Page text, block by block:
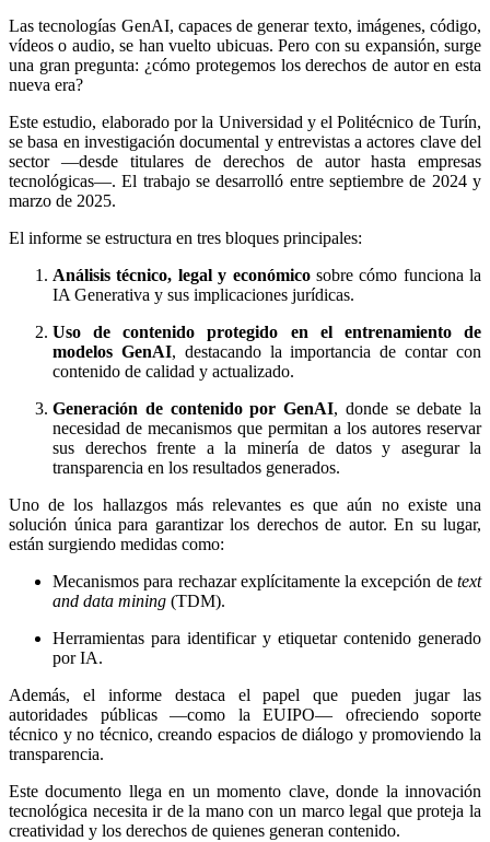
Las tecnologías GenAI, capaces de generar texto, imágenes, código,
vídeos o audio, se han vuelto ubicuas. Pero con su expansión, surge
una gran pregunta: ¿cómo protegemos los derechos de autor en esta
nueva era?
Este estudio, elaborado por la Universidad y el Politécnico de Turín,
se basa en investigación documental y entrevistas a actores clave del
sector —desde titulares de derechos de autor hasta empresas
tecnológicas—. El trabajo se desarrolló entre septiembre de 2024 y
marzo de 2025.
El informe se estructura en tres bloques principales:
Análisis técnico, legal y económicosobre cómo funciona la
IA Generativa y sus implicaciones jurídicas.
Uso de contenido protegido en el entrenamiento de
modelos GenAI, destacando la importancia de contar con
contenido de calidad y actualizado.
Generación de contenido por GenAI, donde se debate la
necesidad de mecanismos que permitan a los autores reservar
sus derechos frente a la minería de datos y asegurar la
transparencia en los resultados generados.
Uno de los hallazgos más relevantes es que aún no existe una
solución única para garantizar los derechos de autor. En su lugar,
están surgiendo medidas como:
Mecanismos para rechazar explícitamente la excepción de text
and data mining (TDM).
Herramientas para identificar y etiquetar contenido generado
por IA.
Además, el informe destaca el papel que pueden jugar las
autoridades públicas —como la EUIPO— ofreciendo soporte
técnico y no técnico, creando espacios de diálogo y promoviendo la
transparencia.
Este documento llega en un momento clave, donde la innovación
tecnológica necesita ir de la mano con un marco legal que proteja la
creatividad y los derechos de quienes generan contenido.